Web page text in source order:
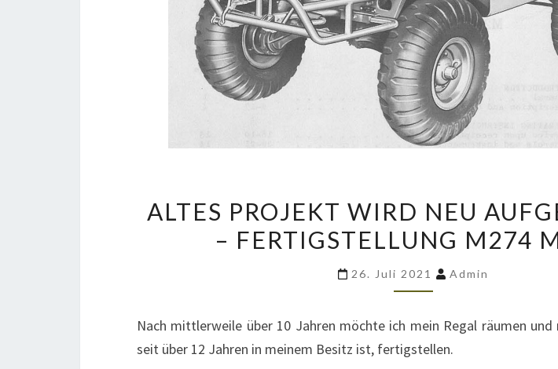
PROJEKT
WIRD
AUFGEGRIFFEN
FERTIGSTELLUNG
M274
ALTES PROJEKT WIRD NEU
– FERTIGSTELLUNG M274
26. Juli 2021 Admin
Nach mittlerweile über 10 Jahren möchte ich mein Regal räumen und
seit über 12 Jahren in meinem Besitz ist, fertigstellen.